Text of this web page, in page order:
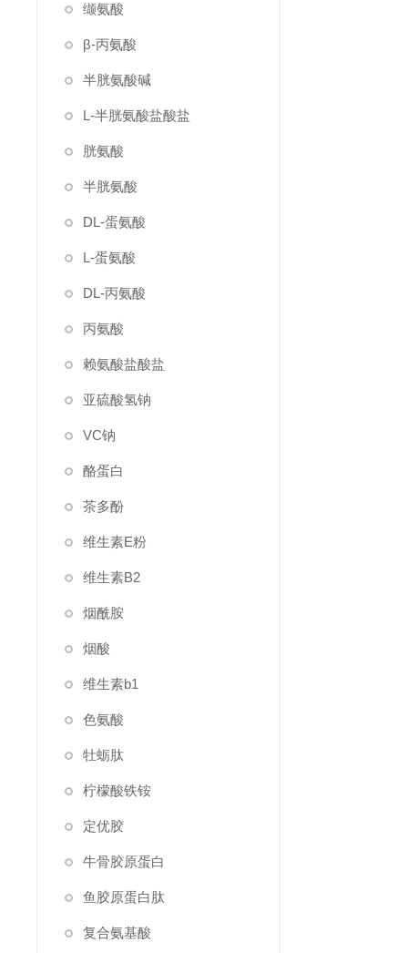
缬氨酸
β-丙氨酸
半胱氨酸碱
L-半胱氨酸盐酸盐
胱氨酸
半胱氨酸
DL-蛋氨酸
L-蛋氨酸
DL-丙氨酸
丙氨酸
赖氨酸盐酸盐
亚硫酸氢钠
VC钠
酪蛋白
茶多酚
维生素E粉
维生素B2
烟酰胺
烟酸
维生素b1
色氨酸
牡蛎肽
柠檬酸铁铵
定优胶
牛骨胶原蛋白
鱼胶原蛋白肽
复合氨基酸